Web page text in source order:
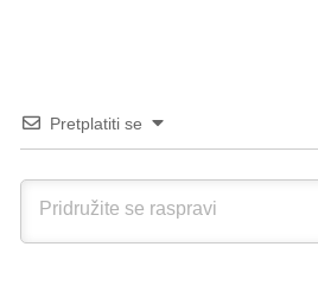
Pretplatiti se